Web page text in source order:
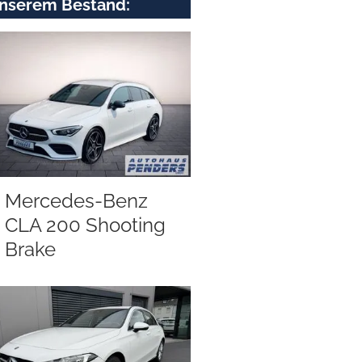
Bestand:
Mercedes-Benz
CLA 200 Shooting
Brake